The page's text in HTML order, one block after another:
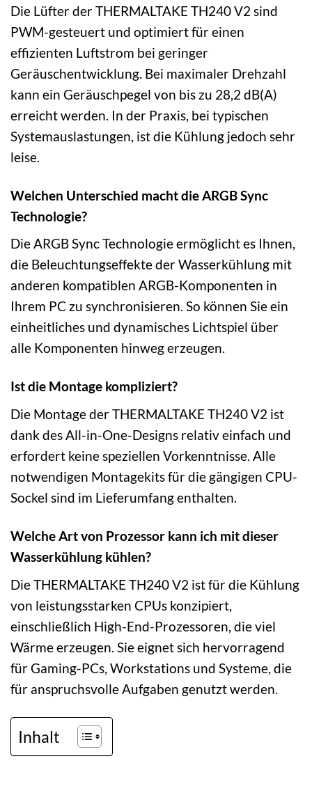
Die Lüfter der THERMALTAKE TH240 V2 sind
PWM-gesteuert und optimiert für einen
effizienten Luftstrom bei geringer
Geräuschentwicklung. Bei maximaler Drehzahl
kann ein Geräuschpegel von bis zu 28,2 dB(A)
erreicht werden. In der Praxis, bei typischen
Systemauslastungen, ist die Kühlung jedoch sehr
leise.
Welchen Unterschied macht die ARGB Sync
Technologie?
Die ARGB Sync Technologie ermöglicht es Ihnen,
die Beleuchtungseffekte der Wasserkühlung mit
anderen kompatiblen ARGB-Komponenten in
Ihrem PC zu synchronisieren. So können Sie ein
einheitliches und dynamisches Lichtspiel über
alle Komponenten hinweg erzeugen.
Ist die Montage kompliziert?
Die Montage der THERMALTAKE TH240 V2 ist
dank des All-in-One-Designs relativ einfach und
erfordert keine speziellen Vorkenntnisse. Alle
notwendigen Montagekits für die gängigen CPU-
Sockel sind im Lieferumfang enthalten.
Welche Art von Prozessor kann ich mit dieser
Wasserkühlung kühlen?
Die THERMALTAKE TH240 V2 ist für die Kühlung
von leistungsstarken CPUs konzipiert,
einschließlich High-End-Prozessoren, die viel
Wärme erzeugen. Sie eignet sich hervorragend
für Gaming-PCs, Workstations und Systeme, die
für anspruchsvolle Aufgaben genutzt werden.
Inhalt